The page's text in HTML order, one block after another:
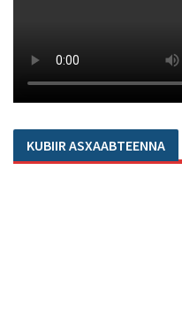
KUBIIR ASXAABTEENNA